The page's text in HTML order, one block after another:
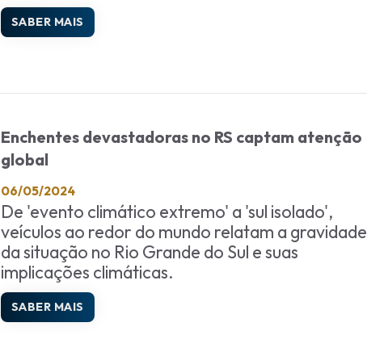
SABER MAIS
Enchentes devastadoras no RS captam atenção
global
06/05/2024
De 'evento climático extremo' a 'sul isolado',
veículos ao redor do mundo relatam a gravidade
da situação no Rio Grande do Sul e suas
implicações climáticas.
SABER MAIS